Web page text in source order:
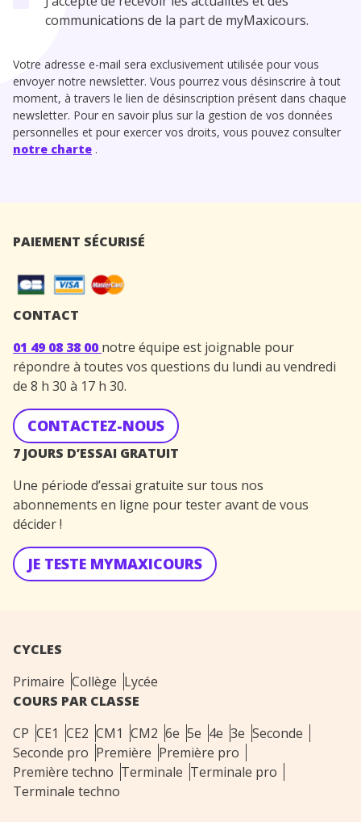
communications de la part de myMaxicours.
Votre adresse e-mail sera exclusivement utilisée pour vous
envoyer notre newsletter. Vous pourrez vous désinscrire à tout
moment, à travers le lien de désinscription présent dans chaque
newsletter. Pour en savoir plus sur la gestion de vos données
personnelles et pour exercer vos droits, vous pouvez consulter
notre charte .
PAIEMENT SÉCURISÉ
CONTACT
01 49 08 38 00 notre équipe est joignable pour
répondre à toutes vos questions du lundi au vendredi
de 8 h 30 à 17 h 30.
CONTACTEZ-NOUS
7 JOURS D’ESSAI GRATUIT
Une période d’essai gratuite sur tous nos
abonnements en ligne pour tester avant de vous
décider !
JE TESTE MYMAXICOURS
CYCLES
Primaire Collège Lycée
COURS PAR CLASSE
CP CE1 CE2 CM1 CM2 6e 5e 4e 3e Seconde
Seconde pro Première Première pro
Première techno Terminale Terminale pro
Terminale techno